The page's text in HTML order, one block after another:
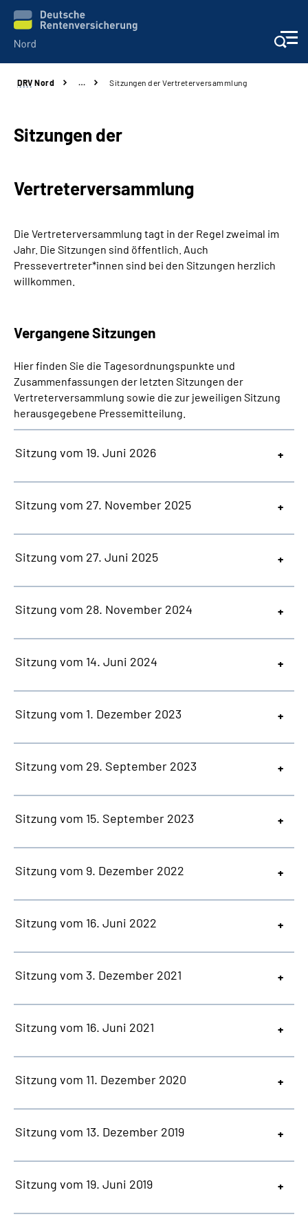
Aktuelles
Services
Karriere
Über uns
Leichte Sprache
Suche
DRV Nord … Sitzungen der Vertreterversammlung
Sitzungen der
Vertreterversammlung
Die Vertreterversammlung tagt in der Regel zweimal im
Jahr. Die Sitzungen sind öffentlich. Auch
Pressevertreter*innen sind bei den Sitzungen herzlich
willkommen.
Vergangene Sitzungen
Hier finden Sie die Tagesordnungspunkte und
Zusammenfassungen der letzten Sitzungen der
Vertreterversammlung sowie die zur jeweiligen Sitzung
herausgegebene Pressemitteilung.
Sitzung vom 19. Juni 2026
Sitzung vom 27. November 2025
Sitzung vom 27. Juni 2025
Sitzung vom 28. November 2024
Sitzung vom 14. Juni 2024
Sitzung vom 1. Dezember 2023
Sitzung vom 29. September 2023
Sitzung vom 15. September 2023
Sitzung vom 9. Dezember 2022
Sitzung vom 16. Juni 2022
Sitzung vom 3. Dezember 2021
Sitzung vom 16. Juni 2021
Sitzung vom 11. Dezember 2020
Sitzung vom 13. Dezember 2019
Sitzung vom 19. Juni 2019